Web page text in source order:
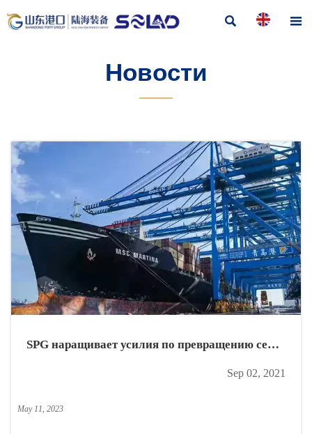
 
Новости
———
SPG наращивает усилия по превращению себя
Sep 02, 2021
May 11, 2023